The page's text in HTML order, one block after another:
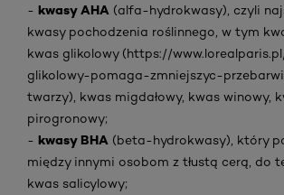
- kwasy AHA (alfa-hydrokwasy), czyli
kwasy pochodzenia roślinnego, w tym
kwas glikolowy (https://
glikolowy-pomaga-zmniejszyc-
twarzy), kwas migdałowy, kwas winowy,
pirogronowy;
- kwasy BHA (beta-hydrokwasy), który
między innymi osobom z tłustą cerą, do
kwas salicylowy;